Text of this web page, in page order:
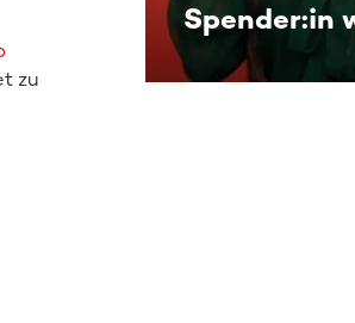
zu
Spender:in